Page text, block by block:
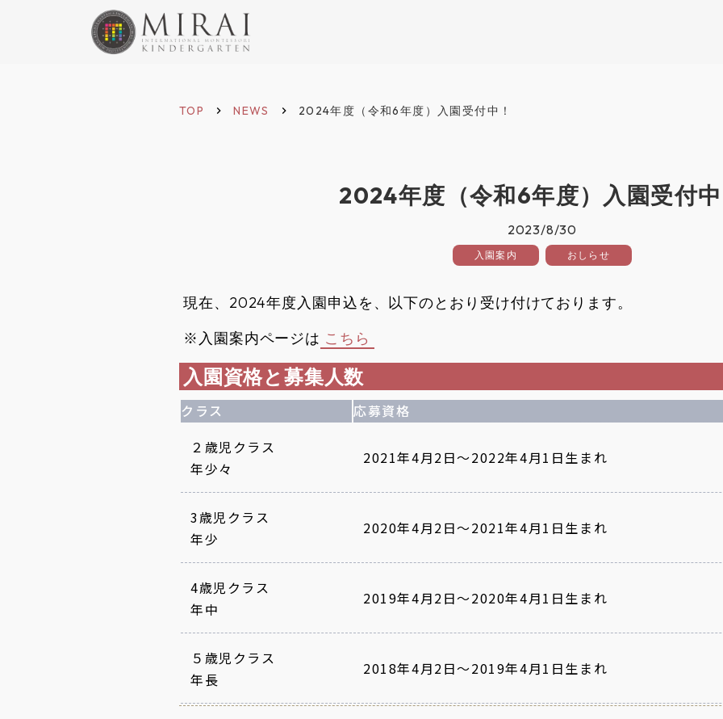
TOP keyboard_arrow_right NEWS keyboard_arrow_right 2024年度（令和6年度）入園受付中！
2024年度（令和6年度）入園受付
2023/8/30
入園案内 おしらせ
現在、2024年度入園申込を、以下のとおり受け付けております。
※入園案内ページは こちら
入園資格と募集人数
クラス
応募資格
２歳児クラス
年少々
2021年4月2日～2022年4月1日生まれ
3歳児クラス
年少
2020年4月2日～2021年4月1日生まれ
4歳児クラス
年中
2019年4月2日～2020年4月1日生まれ
５歳児クラス
年長
2018年4月2日～2019年4月1日生まれ